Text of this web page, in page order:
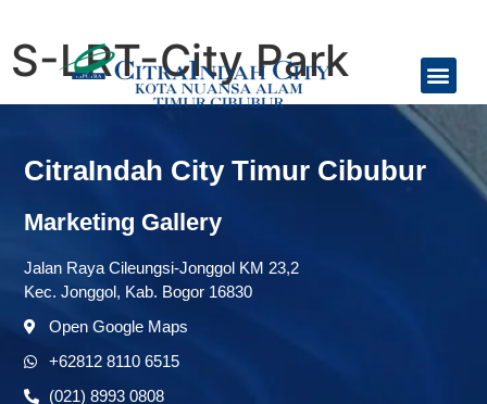
S-LRT-City Park
CitraIndah City Timur Cibubur
Marketing Gallery
Jalan Raya Cileungsi-Jonggol KM 23,2
Kec. Jonggol, Kab. Bogor 16830
Open Google Maps
+62812 8110 6515
(021) 8993 0808